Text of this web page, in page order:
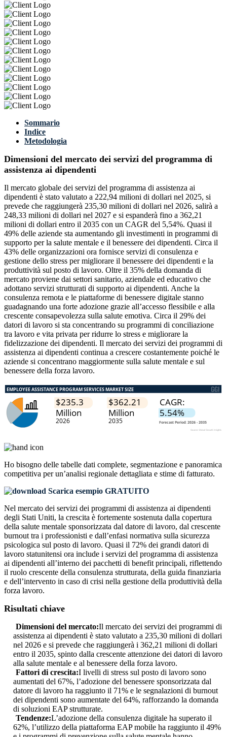
Sommario
Indice
Metodologia
Dimensioni del mercato dei servizi del programma di
assistenza ai dipendenti
Il mercato globale dei servizi del programma di assistenza ai
dipendenti è stato valutato a 222,94 milioni di dollari nel 2025, si
prevede che raggiungerà 235,30 milioni di dollari nel 2026, salirà a
248,33 milioni di dollari nel 2027 e si espanderà fino a 362,21
milioni di dollari entro il 2035 con un CAGR del 5,54%. Quasi il
49% delle aziende sta aumentando gli investimenti in programmi di
supporto per la salute mentale e il benessere dei dipendenti. Circa il
43% delle organizzazioni ora fornisce servizi di consulenza e
gestione dello stress per migliorare il benessere dei dipendenti e la
produttività sul posto di lavoro. Oltre il 35% della domanda di
mercato proviene dai settori sanitario, aziendale ed educativo che
adottano servizi strutturati di supporto ai dipendenti. Anche la
consulenza remota e le piattaforme di benessere digitale stanno
guadagnando una forte adozione grazie all’accesso flessibile e alla
crescente consapevolezza sulla salute emotiva. Circa il 29% dei
datori di lavoro si sta concentrando su programmi di conciliazione
tra lavoro e vita privata per ridurre lo stress e migliorare la
fidelizzazione dei dipendenti. Il mercato dei servizi dei programmi di
assistenza ai dipendenti continua a crescere costantemente poiché le
aziende si concentrano maggiormente sulla salute mentale e sul
benessere della forza lavoro.
Ho bisogno delle tabelle dati complete, segmentazione e panoramica
competitiva per un’analisi regionale dettagliata e stime di fatturato.
Scarica esempio GRATUITO
Nel mercato dei servizi dei programmi di assistenza ai dipendenti
degli Stati Uniti, la crescita è fortemente sostenuta dalla copertura
della salute mentale sponsorizzata dal datore di lavoro, dal crescente
burnout tra i professionisti e dall’enfasi normativa sulla sicurezza
psicologica sul posto di lavoro. Quasi il 72% dei grandi datori di
lavoro statunitensi ora include i servizi del programma di assistenza
ai dipendenti all’interno dei pacchetti di benefit principali, riflettendo
il ruolo crescente della consulenza strutturata, della guida finanziaria
e dell’intervento in caso di crisi nella gestione della produttività della
forza lavoro.
Risultati chiave
Dimensioni del mercato:Il mercato dei servizi dei programmi di
assistenza ai dipendenti è stato valutato a 235,30 milioni di dollari
nel 2026 e si prevede che raggiungerà i 362,21 milioni di dollari
entro il 2035, spinto dalla crescente attenzione dei datori di lavoro
alla salute mentale e al benessere della forza lavoro.
Fattori di crescita:I livelli di stress sul posto di lavoro sono
aumentati del 67%, l’adozione del benessere sponsorizzata dal
datore di lavoro ha raggiunto il 71% e le segnalazioni di burnout
dei dipendenti sono aumentate del 64%, rafforzando la domanda
di soluzioni EAP strutturate.
Tendenze:L’adozione della consulenza digitale ha superato il
62%, l’utilizzo della piattaforma EAP mobile ha raggiunto il 49%